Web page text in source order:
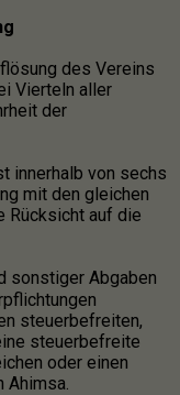
des Vereins
Vierteln aller
der
innerhalb von sechs
mit den gleichen
Rücksicht auf die
sonstiger Abgaben
steuerbefreiten,
steuerbefreite
oder einen